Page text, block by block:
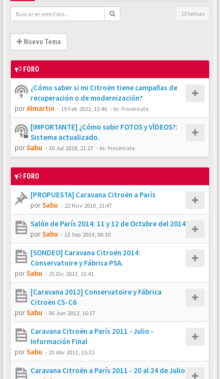
10 temas
Nuevo Tema
FORO
¿Cómo saber si mi Citroën tiene campañas de
recuperación o de modernización?
porAlmartin - 19 Feb 2022, 13:46 - In: Preséntate.
[IMPORTANTE] ¿Cómo subir FOTOS y VÍDEOS?:
Sistema actualizado.
porSabu -30 Jul 2018, 21:17 - In: Preséntate.
FORO
[PROPUESTA] Caravana Citroën a París
porSabu - 22 Nov 2010, 21:47
Salón de París 2014: 11 y 12 de Octubre del 2014
porSabu - 13 Sep 2014, 00:10
[SONDEO] Caravana Citroën 2014:
Conservatoire y Fábrica PSA.
porSabu - 25 Dic 2013, 21:41
[Caravana 2012] Conservatoire y Fábrica
Citroën C5-C6
porSabu - 06 Jun 2012, 16:17
Caravana Citroën a París 2011 - Julio -
Información Final
porSabu - 23 Abr 2011, 15:32
Caravana Citroën a París 2011 - 20 al 24 de Julio